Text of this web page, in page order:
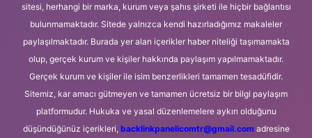
sitesi, herhangi bir marka, kurum veya şahıs şirketi ile hiçbir bağlantısı
bulunmamaktadır. Sitede yalnızca kendi hazırladığımız makaleler
paylaşılmaktadır. Burada yer alan içerikler haber niteliği taşımamakta
olup, gerçek kurum ve kişiler hakkında paylaşım yapılmamaktadır.
Gerçek kurum ve kişiler ile isim benzerlikleri tamamen tesadüfidir.
Sitemiz, kar amacı gütmeyen ve tamamen ücretsiz bir bilgi paylaşım
platformudur. Hukuka ve yasal düzenlemelere aykırı olduğunu
düşündüğünüz içerikleri, backlinkpanelicomtr@gmail.comadresine